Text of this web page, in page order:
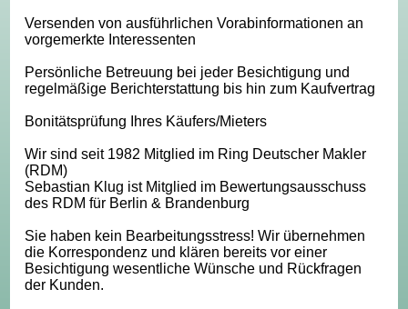
Versenden von ausführlichen Vorabinformationen an
vorgemerkte Interessenten
Persönliche Betreuung bei jeder Besichtigung und
regelmäßige Berichterstattung bis hin zum Kaufvertrag
Bonitätsprüfung Ihres Käufers/Mieters
Wir sind seit 1982 Mitglied im Ring Deutscher Makler
(RDM)
Sebastian Klug ist Mitglied im Bewertungsausschuss
des RDM für Berlin & Brandenburg
Sie haben kein Bearbeitungsstress! Wir übernehmen
die Korrespondenz und klären bereits vor einer
Besichtigung wesentliche Wünsche und Rückfragen
der Kunden.